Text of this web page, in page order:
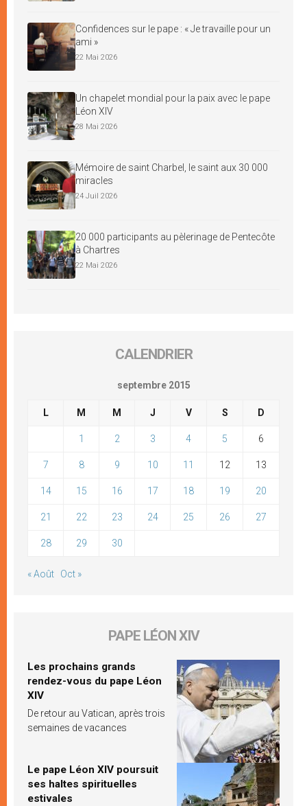
Confidences sur le pape : « Je travaille pour un
ami »
22 Mai 2026
Un chapelet mondial pour la paix avec le pape
Léon XIV
28 Mai 2026
Mémoire de saint Charbel, le saint aux 30 000
miracles
24 Juil 2026
20 000 participants au pèlerinage de Pentecôte
à Chartres
22 Mai 2026
CALENDRIER
septembre 2015
L M M J V S D
1 2 3 4 5 6
7 8 9 10 11 12 13
14 15 16 17 18 19 20
21 22 23 24 25 26 27
28 29 30
« Août Oct »
PAPE LÉON XIV
Les prochains grands
rendez-vous du pape Léon
XIV
De retour au Vatican, après trois
semaines de vacances
Le pape Léon XIV poursuit
ses haltes spirituelles
estivales